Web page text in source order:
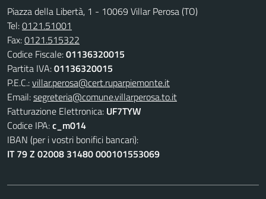
Piazza della Libertà, 1 - 10069 Villar Perosa (TO)
Tel:0121.51001
Fax:0121.515322
Codice Fiscale:01136320015
Partita IVA:01136320015
P.E.C.:villar.perosa@cert.ruparpiemonte.it
Email:segreteria@comune.villarperosa.to.it
Fatturazione Elettronica: UF7TYW
Codice IPA:c_m014
IBAN (per i vostri bonifici bancari):
IT 79 Z 02008 31480 000101553069